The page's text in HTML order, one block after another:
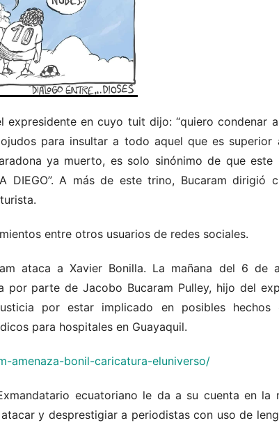
expresidente en cuyo tuit dijo: “quiero condenar
para insultar a todo aquel que es superior
ya muerto, es solo sinónimo de que este
DIEGO”. A más de este trino, Bucaram dirigió
entre otros usuarios de redes sociales.
ataca a Xavier Bonilla. La mañana del 6 de
por parte de Jacobo Bucaram Pulley, hijo del
por estar implicado en posibles hechos
para hospitales en Guayaquil.
amenaza-bonil-caricatura-eluniverso/
ecuatoriano le da a su cuenta en la
y desprestigiar a periodistas con uso de